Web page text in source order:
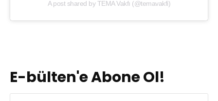
A post shared by TEMA Vakfı (@temavakfi)
E-bülten'e Abone Ol!